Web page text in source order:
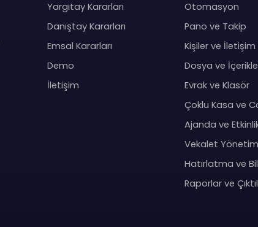
Yargıtay Kararları
Danıştay Kararları
Emsal Kararları
Demo
İletişim
Otomasyon
Pano ve Takip
Kişiler ve İletişim
Dosya ve
Evrak ve Klasör
Çoklu Kasa ve
Ajanda ve
Vekalet
Hatırlatma ve
Raporlar ve